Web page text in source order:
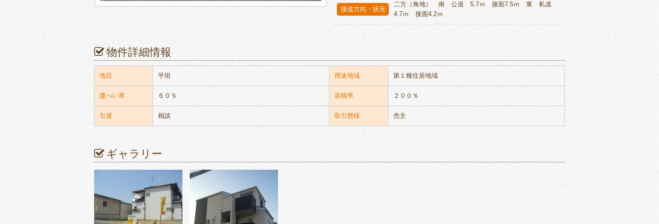
接道方向・状況
二方（角地） 南 公道 5.7ｍ 接面7.5ｍ 東 私道
4.7ｍ 接面4.2ｍ
物件詳細情報
地目 平坦 用途地域 第１種住居地域
建ぺい率 ６０％ 容積率 ２００％
引渡 相談 取引態様 売主
ギャラリー